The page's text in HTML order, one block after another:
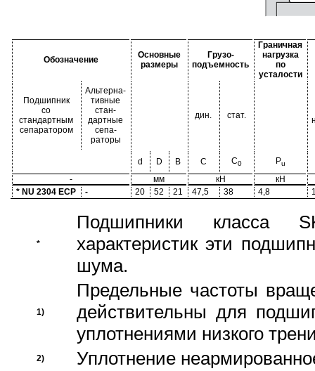
Обозначение
Основные
размеры
Грузо-
подъемность
Граничная
нагрузка
по
усталости
Подшипник
со
стандартным
сепаратором
Альтерна-
тивные
стан-
дартные
сепа-
раторы
дин. стат.
d D B C C0 Pu
- мм кН
кН
* NU 2304 ECP
- 20 52 21 47,5 38 4,8
*
Подшипники класса
характеристик эти
шума.
1)
Предельные частоты
действительны для
уплотнениями низкого
2) Уплотнение